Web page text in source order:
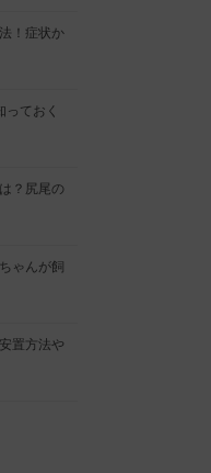
！症状か
ておく
？尻尾の
ゃんが飼
置方法や